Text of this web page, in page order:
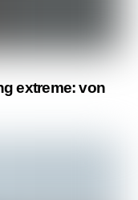
extreme: von